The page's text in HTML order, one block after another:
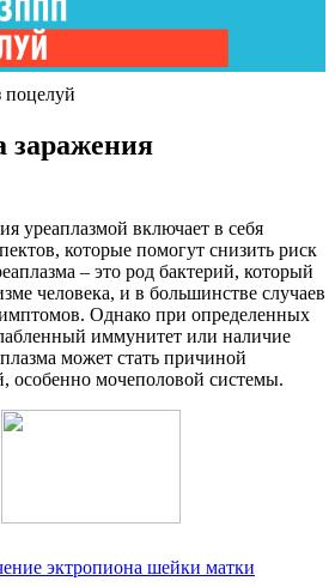
поцелуй
заражения
уреаплазмой включает в себя
которые помогут снизить риск
– это род бактерий, который
человека, и в большинстве случаев
Однако при определенных
иммунитет или наличие
может стать причиной
особенно мочеполовой системы.
эктропиона шейки матки